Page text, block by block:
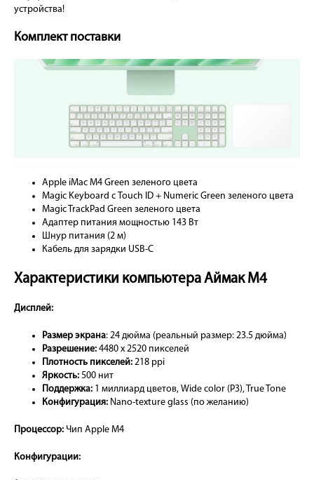
устройства!
Комплект поставки
Apple iMac M4 Green зеленого цвета
Magic Keyboard с Touch ID + Numeric Green зеленого цвета
Magic TrackPad Green зеленого цвета
Адаптер питания мощностью 143 Вт
Шнур питания (2 м)
Кабель для зарядки USB-C
Характеристики компьютера Аймак М4
Дисплей:
Размер экрана: 24 дюйма (реальный размер: 23.5 дюйма)
Разрешение: 4480 x 2520 пикселей
Плотность пикселей: 218 ppi
Яркость: 500 нит
Поддержка: 1 миллиард цветов, Wide color (P3), True Tone
Конфигурация: Nano-texture glass (по желанию)
Процессор: Чип Apple M4
Конфигурации: